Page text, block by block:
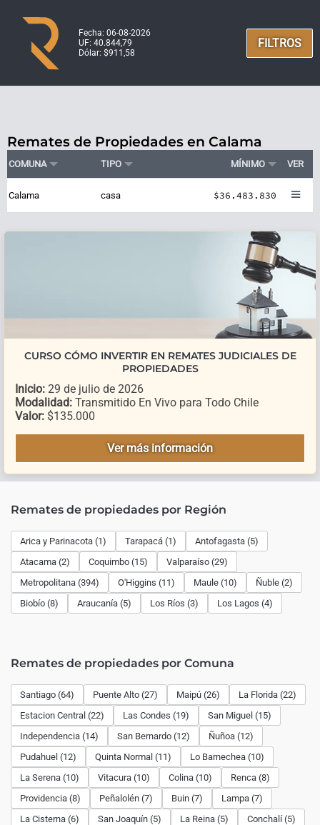
Fecha: 06-08-2026
UF: 40.844,79
Dólar: $911,58
FILTROS
Remates de Propiedades en Calama
COMUNA TIPO MÍNIMO VER
Calama casa $36.483.830
CURSO CÓMO INVERTIR EN REMATES JUDICIALES DE
PROPIEDADES
Inicio: 29 de julio de 2026
Modalidad: Transmitido En Vivo para Todo Chile
Valor: $135.000
Ver más información
Remates de propiedades por Región
Arica y Parinacota (1) Tarapacá (1)
Antofagasta (5)
Atacama (2)
Coquimbo (15)
Valparaíso (29)
Metropolitana (394)
O'Higgins (11) Maule (10)
Ñuble (2)
Biobío (8)
Araucanía (5) Los Ríos (3) Los Lagos (4)
Remates de propiedades por Comuna
Santiago (64) Puente Alto (27) Maipú (26)
La Florida (22)
Estacion Central (22)
Las Condes (19)
San Miguel (15)
Independencia (14)
San Bernardo (12)
Ñuñoa (12)
Pudahuel (12)
Quinta Normal (11)
Lo Barnechea (10)
La Serena (10)
Vitacura (10) Colina (10)
Renca (8)
Providencia (8)
Peñalolén (7) Buin (7)
Lampa (7)
La Cisterna (6)
San Joaquín (5) La Reina (5)
Conchalí (5)